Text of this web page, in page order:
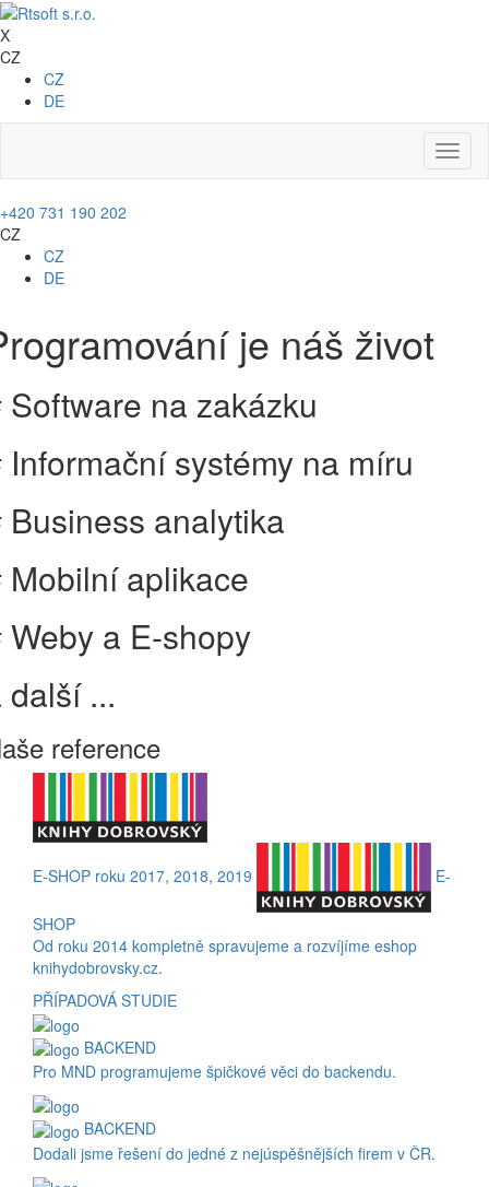
X
CZ
CZ
DE
+420 731 190 202
CZ
CZ
DE
je náš život
Software na zakázku
Informační systémy na míru
Business analytika
Mobilní aplikace
Weby a E-shopy
další ...
reference
E-SHOP roku 2017, 2018, 2019 E-
SHOP
Od roku 2014 kompletně spravujeme a rozvíjíme eshop
knihydobrovsky.cz.
PŘÍPADOVÁ STUDIE
BACKEND
Pro MND programujeme špičkové věci do backendu.
BACKEND
Dodali jsme řešení do jedné z nejúspěšnějších firem v ČR.